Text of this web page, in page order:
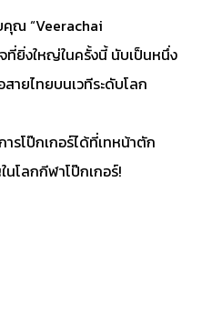
ณ “Veerachai
ที่ยิ่งใหญ่ในครั้งนี้ นับเป็นหนึ่ง
ายไทยบนเวทีระดับโลก
รโป๊กเกอร์ได้ที่เทหน้าตัก
โลกกีฬาโป๊กเกอร์!